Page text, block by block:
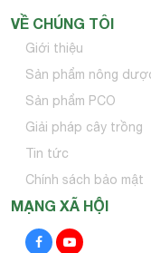
VỀ CHÚNG TÔI
Giới thiệu
Sản phẩm nông
Sản phẩm PCO
Giải pháp cây trồng
Tin tức
Chính sách bảo mật
MẠNG XÃ HỘI